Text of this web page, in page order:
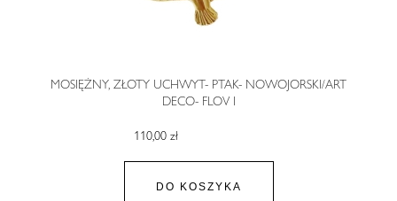
MOSIĘŻNY, ZŁOTY UCHWYT- PTAK- NOWOJORSKI/ART
DECO- FLOV I
110,00 zł
DO KOSZYKA